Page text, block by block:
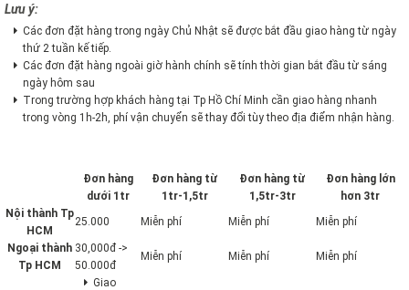
Lưu ý:
Các đơn đặt hàng trong ngày Chủ Nhật sẽ được bắt đầu giao hàng từ ngày
thứ 2 tuần kế tiếp.
Các đơn đặt hàng ngoài giờ hành chính sẽ tính thời gian bắt đầu từ sáng
ngày hôm sau
Trong trường hợp khách hàng tại Tp Hồ Chí Minh cần giao hàng nhanh
trong vòng 1h-2h, phí vận chuyển sẽ thay đổi tùy theo địa điểm nhận hàng.
Đơn hàng
dưới 1tr
Đơn hàng từ
1tr-1,5tr
Đơn hàng từ
1,5tr-3tr
Đơn hàng lớn
hơn 3tr
Nội thành Tp
HCM
25.000 Miễn phí Miễn phí Miễn phí
Ngoại thành
Tp HCM
30,000đ ->
50.000đ
Miễn phí Miễn phí Miễn phí
Giao